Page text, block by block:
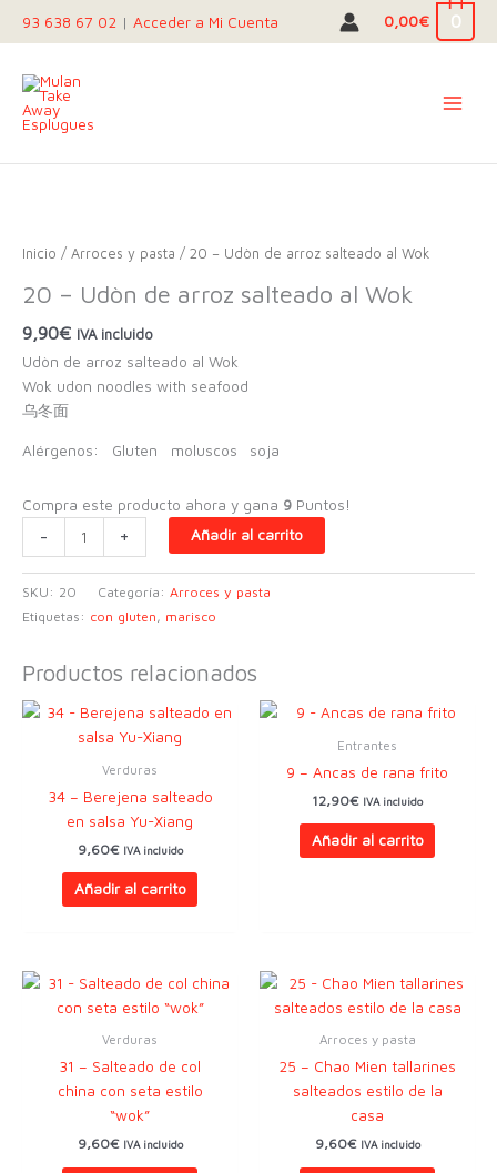
93 638 67 02 | Acceder a Mi Cuenta 0,00€ 0
Inicio / Arroces y pasta / 20 – Udòn de arroz salteado al Wok
20 – Udòn de arroz salteado al Wok
9,90€ IVA incluido
Udòn de arroz salteado al Wok
Wok udon noodles with seafood
乌冬面
Alérgenos: Gluten moluscos soja
Compra este producto ahora y gana 9 Puntos!
-
-
Udòn
de
arroz
al
Wok
cantidad
+ Añadir al carrito
SKU: 20 Categoría: Arroces y pasta
Etiquetas: con gluten, marisco
Productos relacionados
Verduras
34 – Berejena salteado
en salsa Yu-Xiang
9,60€ IVA incluido
Añadir al carrito
Entrantes
9 – Ancas de rana frito
12,90€ IVA incluido
Añadir al carrito
Verduras
31 – Salteado de col
china con seta estilo
“wok”
9,60€ IVA incluido
Arroces y pasta
25 – Chao Mien tallarines
salteados estilo de la
casa
9,60€ IVA incluido